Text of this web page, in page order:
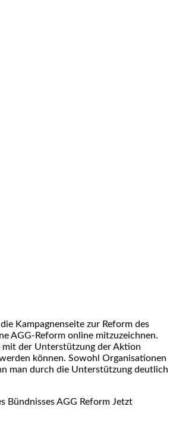
Kampagnenseite zur Reform des
AGG-Reform online mitzuzeichnen.
mit der Unterstützung der Aktion
können. Sowohl Organisationen
man durch die Unterstützung deutlich
Bündnisses AGG Reform Jetzt